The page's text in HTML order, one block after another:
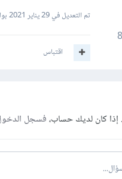
تم التعديل في29 يناير 2021
اقتباس
إذا كان لديك حساب،فسجل